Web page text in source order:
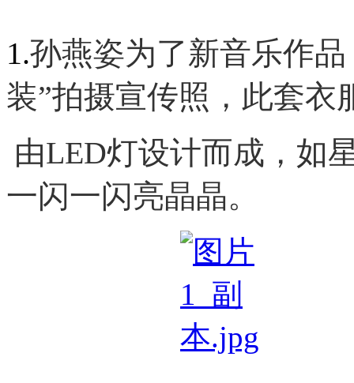
1.孙燕姿为了新音乐作
装”拍摄宣传照 ，此套衣
由LED灯设计而成，如
一闪一闪亮晶晶。